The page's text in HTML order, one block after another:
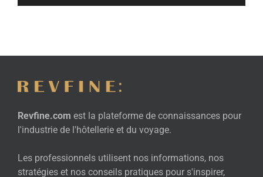
Revfine.com est la plateforme de connaissances pour
l'industrie de l'hôtellerie et du voyage.
Les professionnels utilisent nos informations, nos
stratégies et nos conseils pratiques pour s'inspirer,